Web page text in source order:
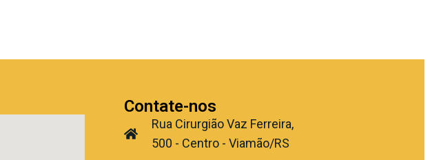
Contate-nos
Rua Cirurgião Vaz Ferreira,
500 - Centro - Viamão/RS